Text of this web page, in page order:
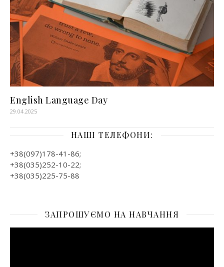
English Language Day
29.04.2025
НАШІ ТЕЛЕФОНИ:
+38(097)178-41-86;
+38(035)252-10-22;
+38(035)225-75-88
ЗАПРОШУЄМО НА НАВЧАННЯ